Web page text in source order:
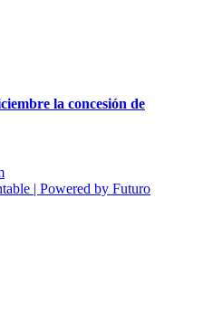
la concesión de
| Powered by Futuro